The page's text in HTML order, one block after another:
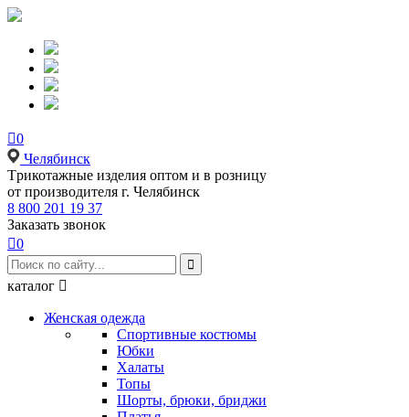
0
Челябинск
Tрикотажные изделия оптом и в розницу
от производителя г. Челябинск
8 800 201 19 37
Заказать звонок
0

каталог 
Женская одежда
Спортивные костюмы
Юбки
Халаты
Топы
Шорты, брюки, бриджи